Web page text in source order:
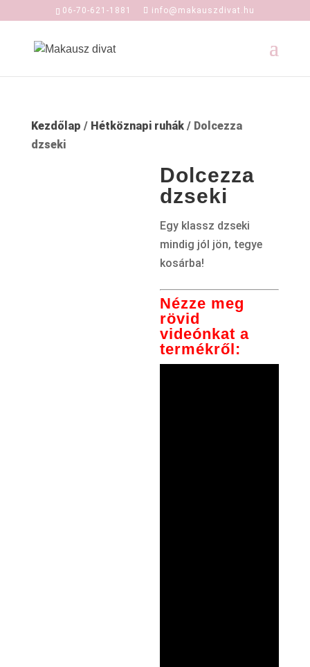
06-70-621-1881 info@makauszdivat.hu
Kezdőlap / Hétköznapi ruhák/ Dolcezza
dzseki
Dolcezza
dzseki
Egy klassz dzseki
mindig jól jön, tegye
kosárba!
Nézze meg
rövid
videónkat a
termékről: